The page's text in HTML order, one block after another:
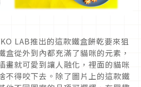
LAB推出的這款鐵盒餅乾要來狙
盒從外到內都充滿了貓咪的元素，
畫就可愛到讓人融化，裡面的貓咪
不得咬下去。除了圖片上的這款鐵